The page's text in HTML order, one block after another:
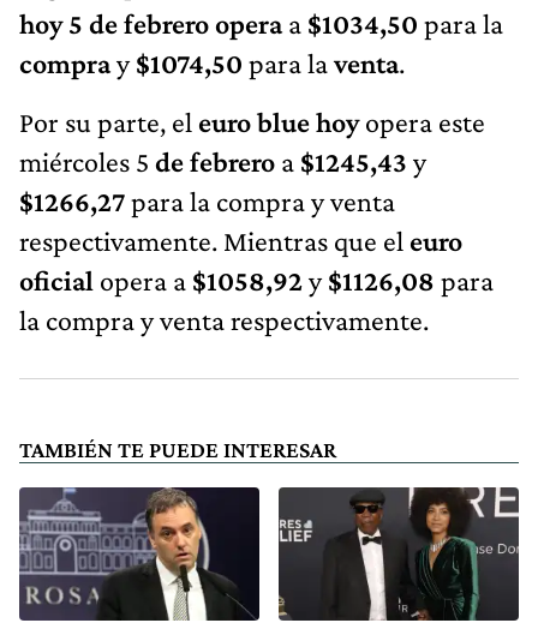
hoy 5 de febrero operaa $1034,50 para la
compray$1074,50 para laventa.
Por su parte, el euro blue hoyopera este
miércoles 5 de febrero a $1245,43 y
$1266,27para la compra y venta
respectivamente. Mientras que el euro
oficial opera a $1058,92y$1126,08 para
la compra y venta respectivamente.
TAMBIÉN TE PUEDE INTERESAR